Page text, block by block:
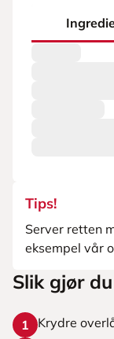
Tips!
Server retten
eksempel vår
Slik gjør du
1
Krydre